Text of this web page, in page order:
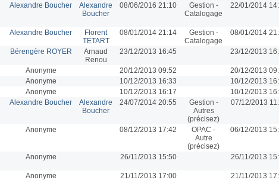
Alexandre Boucher
Alexandre
Boucher
08/06/2016 21:10
Gestion -
Catalogage
22/01/2014
Alexandre Boucher
Florent
TETART
08/01/2014 21:14
Gestion -
Catalogage
08/01/2014
Bérengère ROYER
Arnaud
Renou
23/12/2013 16:45 23/12/2013
Anonyme 20/12/2013 09:52
20/12/2013
Anonyme 10/12/2013 16:33
10/12/2013
Anonyme 10/12/2013 16:17
10/12/2013
Alexandre Boucher
Alexandre
Boucher
24/07/2014 20:55
Gestion -
Autres
(précisez)
07/12/2013
Anonyme 08/12/2013 17:42
OPAC -
Autre
(précisez)
06/12/2013
Anonyme 26/11/2013 15:50 26/11/2013
Anonyme 21/11/2013 17:00 21/11/2013